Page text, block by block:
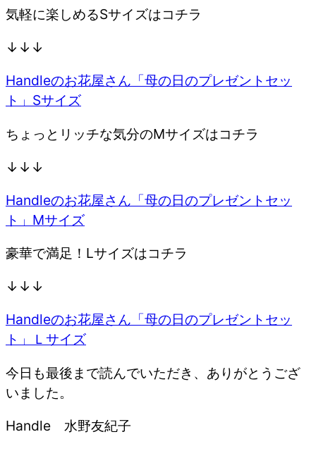
気軽に楽しめるSサイズはコチラ
↓↓↓
Handleのお花屋さん「母の日のプレゼントセッ
ト」Sサイズ
ちょっとリッチな気分のMサイズはコチラ
↓↓↓
Handleのお花屋さん「母の日のプレゼントセッ
ト」Mサイズ
豪華で満足！Lサイズはコチラ
↓↓↓
Handleのお花屋さん「母の日のプレゼントセッ
ト」Ｌサイズ
今日も最後まで読んでいただき、ありがとうござ
いました。
Handle 水野友紀子